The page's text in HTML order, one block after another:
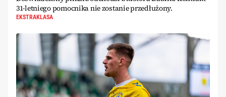
31-letniego pomocnika nie zostanie przedłużony.
EKSTRAKLASA